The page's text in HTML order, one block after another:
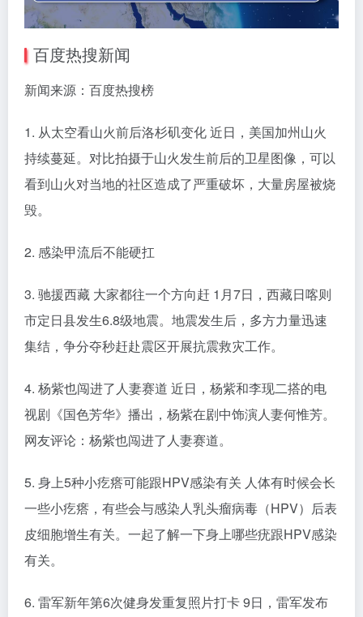
百度热搜新闻
新闻来源：百度热搜榜
1. 从太空看山火前后洛杉矶变化 近日，美国加州山火
持续蔓延。对比拍摄于山火发生前后的卫星图像，可以
看到山火对当地的社区造成了严重破坏，大量房屋被烧
毁。
2. 感染甲流后不能硬扛
3. 驰援西藏 大家都往一个方向赶 1月7日，西藏日喀则
市定日县发生6.8级地震。地震发生后，多方力量迅速
集结，争分夺秒赶赴震区开展抗震救灾工作。
4. 杨紫也闯进了人妻赛道 近日，杨紫和李现二搭的电
视剧《国色芳华》播出，杨紫在剧中饰演人妻何惟芳。
网友评论：杨紫也闯进了人妻赛道。
5. 身上5种小疙瘩可能跟HPV感染有关 人体有时候会长
一些小疙瘩，有些会与感染人乳头瘤病毒（HPV）后表
皮细胞增生有关。一起了解一下身上哪些疣跟HPV感染
有关。
6. 雷军新年第6次健身发重复照片打卡 9日，雷军发布